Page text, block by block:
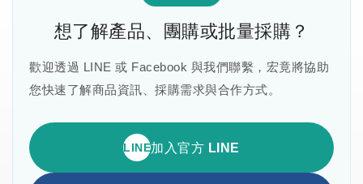
想了解產品、團購或批量採購？
歡迎透過 LINE 或 Facebook 與我們聯繫，宏竟將協助
您快速了解商品資訊、採購需求與合作方式。
LINE加入官方 LINE